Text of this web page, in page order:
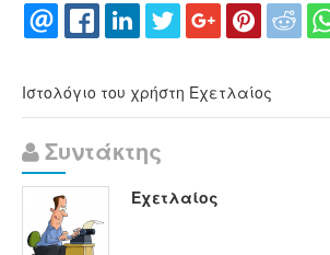
Ιστολόγιο του χρήστη Εχετλαίος
Συντάκτης
Εχετλαίος